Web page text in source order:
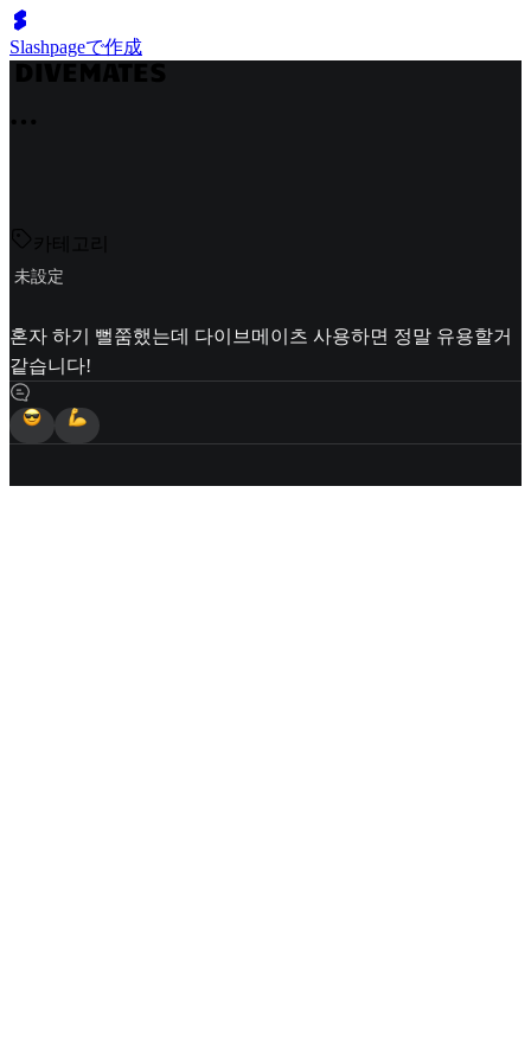
Slashpageで作成
카테고리
未設定
혼자 하기 뻘쭘했는데 다이브메이츠 사용하면 정말 유용할거
같습니다!